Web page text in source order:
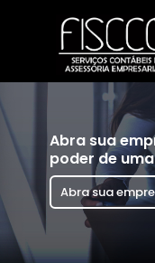
Abra sua
poder de
Abra sua